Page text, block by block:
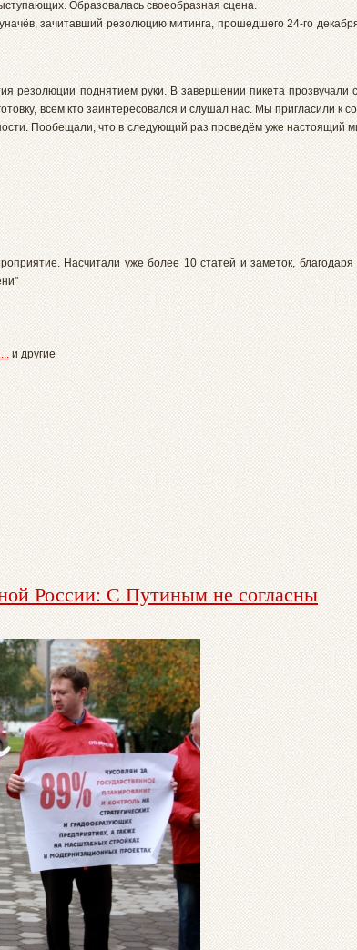
Образовалась своеобразная сцена.
зачитавший резолюцию митинга, прошедшего 24-го
резолюции поднятием руки. В завершении пикета прозвучали
всем кто заинтересовался и слушал нас. Мы пригласили к
Пообещали, что в следующий раз проведём уже настоящий
Насчитали уже более 10 статей и заметок,
и другие
России: С Путиным не согласны